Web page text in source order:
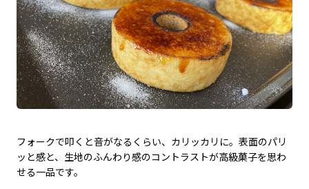
フォークで叩くと音がなるくらい、カリッカリに。表面のパリ
ッと感と、生地のふんわり感のコントラストが高級菓子を思わ
せる一品です。